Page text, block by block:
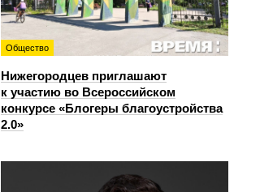
Общество
Нижегородцев приглашают
к участию во Всероссийском
конкурсе «Блогеры благоустройства
2.0»